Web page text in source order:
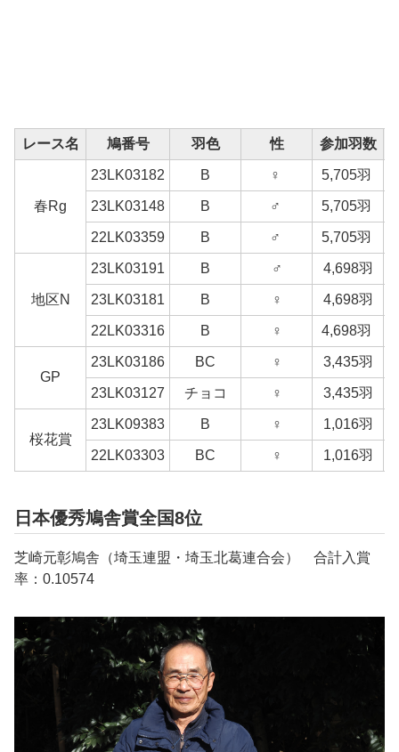
レース名 鳩番号 羽色 性 参加羽数
春Rg
23LK03182 B ♀ 5,705羽
23LK03148 B ♂ 5,705羽
22LK03359 B ♂ 5,705羽
地区N
23LK03191 B ♂ 4,698羽
23LK03181 B ♀ 4,698羽
22LK03316 B ♀ 4,698羽
GP
23LK03186 BC ♀ 3,435羽
23LK03127 チョコ ♀ 3,435羽
桜花賞
23LK09383 B ♀ 1,016羽
22LK03303 BC ♀ 1,016羽
日本優秀鳩舎賞全国8位
芝崎元彰鳩舎（埼玉連盟・埼玉北葛連合会） 合計入賞
率：0.10574